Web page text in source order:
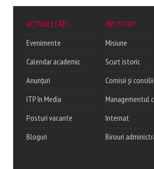
ACTUALITĂȚI
Evenimente
Calendar academic
Anunțuri
ITP în Media
Posturi vacante
Bloguri
INSTITUT
Misiune
Scurt istoric
Comisii și consilii
Managementul
Internat
Birouri